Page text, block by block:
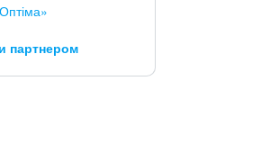
партнером